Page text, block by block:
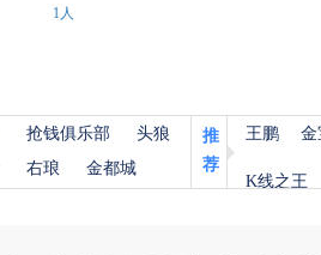
1人
抢钱俱乐部
头狼
右琅 金都城
推
荐
王鹏 金
K线之王